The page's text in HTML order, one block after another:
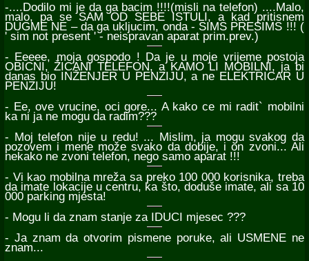
-....Dodilo mi je da ga bacim !!!!(misli na telefon) ....Malo,
malo, pa se SAM OD SEBE ISTULI, a kad pritisnem
DUGME NE – da ga ukljucim, onda - SIMS PRESIMS !!! (
' sim not present ' - neispravan aparat prim.prev.)
- Eeeee, moja gospodo ! Da je u moje vrijeme postoja
OBICNI, ŽICANI TELEFON, a KAMO LI MOBILNI, ja bi
danas bio INŽENJER U PENZIJU, a ne ELEKTRICAR U
PENZIJU!
- Ee, ove vrucine, oci gore... A kako ce mi radit` mobilni
ka ni ja ne mogu da radim???
- Moj telefon nije u redu! ... Mislim, ja mogu svakog da
pozovem i mene može svako da dobije, i on zvoni... Ali
nekako ne zvoni telefon, nego samo aparat !!!
- Vi kao mobilna mreža sa preko 100 000 korisnika, treba
da imate lokacije u centru, ka što, doduše imate, ali sa 10
000 parking mjesta!
- Mogu li da znam stanje za IDUCI mjesec ???
- Ja znam da otvorim pismene poruke, ali USMENE ne
znam...